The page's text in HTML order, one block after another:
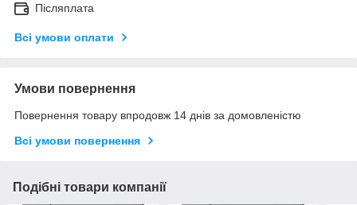
Післяплата
Всі умови оплати
Умови повернення
Повернення товару впродовж 14 днів за домовленістю
Всі умови повернення
Подібні товари компанії